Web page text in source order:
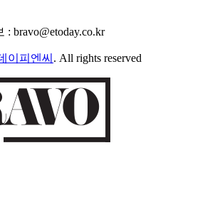
bravo@etoday.co.kr
이피엔씨 . All rights reserved